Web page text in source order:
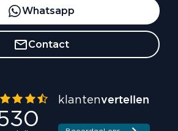
Whatsapp
Contact